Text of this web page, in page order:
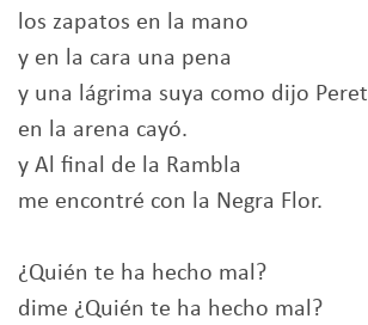
los zapatos en la mano
y en la cara una pena
y una lágrima suya como dijo Peret
en la arena cayó.
y Al final de la Rambla
me encontré con la Negra Flor.
¿Quién te ha hecho mal?
dime ¿Quién te ha hecho mal?